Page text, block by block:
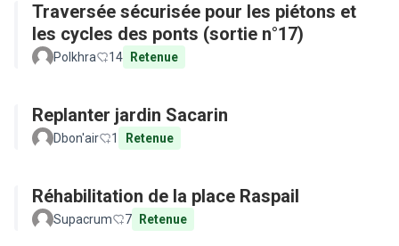
Traversée sécurisée pour les piétons et
les cycles des ponts (sortie n°17)
Polkhra 14 Retenue
Replanter jardin Sacarin
Dbon'air 1 Retenue
Réhabilitation de la place Raspail
Supacrum 7 Retenue